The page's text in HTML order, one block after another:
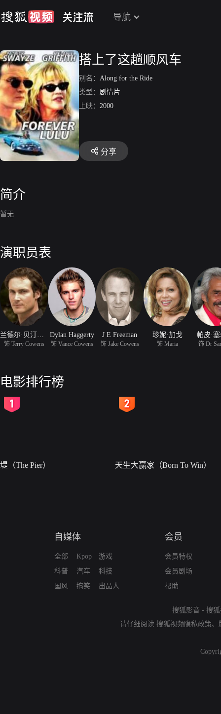
导航
搭上了这趟顺风车
别名： Along for the Ride
类型： 剧情片
上映： 2000
分享
简介
暂无
演职员表
饰 Terry Cowens
Dylan Haggerty
饰 Vance Cowens
J E Freeman
饰 Jake Cowens
珍妮·加戈
饰 Maria
帕皮·
饰 Dr
电影排行榜
堤（The Pier） 天生大赢家（Born To Win）
自媒体
全部
科普
国风
Kpop
汽车
搞笑
游戏
科技
出品人
会员
会员特权
会员剧场
帮助
搜狐影音 - 搜
请仔细阅读 搜狐视频隐私政策、